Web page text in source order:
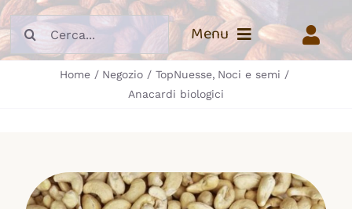
Search
for:
Menu
Info
Miscele di frutta e noci
Home Negozio TopNuesse Noci e semi
Anacardi biologici